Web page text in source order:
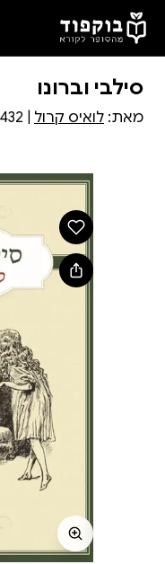
דלג לתוכן הראשי
סילבי וברונו
מאת: לואיס קרול